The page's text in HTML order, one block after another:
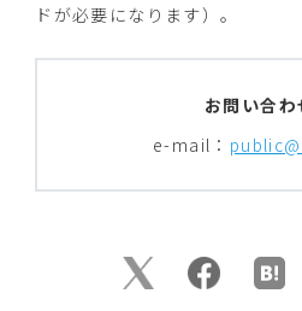
ドが必要になります）。
お問い合わ
e-mail：